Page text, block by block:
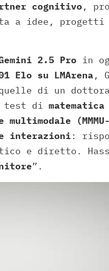
cognitivo ,
a idee,
2.5 Pro in
Elo su LMArena,
quelle di un
test di
multimodale
interazioni :
e diretto.
”.